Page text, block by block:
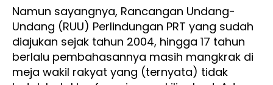
Namun sayangnya, Rancangan Undang-
Undang (RUU) Perlindungan PRT yang sudah
diajukan sejak tahun 2004, hingga 17 tahun
berlalu pembahasannya masih mangkrak di
meja wakil rakyat yang (ternyata) tidak